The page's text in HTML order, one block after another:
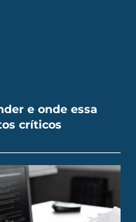
e onde essa
críticos